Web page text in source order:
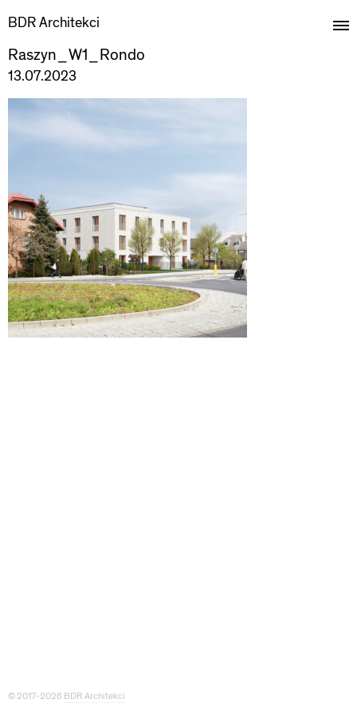
BDR Architekci
Raszyn_W1_Rondo
13.07.2023
© 2017-2026 BDR Architekci